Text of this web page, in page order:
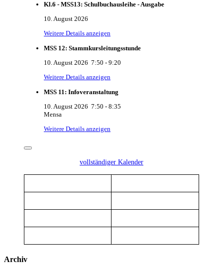
Kl.6 - MSS13: Schulbuchausleihe - Ausgabe
10. August 2026
Weitere Details anzeigen
MSS 12: Stammkursleitungsstunde
10. August 2026 7:50 - 9:20
Weitere Details anzeigen
MSS 11: Infoveranstaltung
10. August 2026 7:50 - 8:35
Mensa
Weitere Details anzeigen
vollständiger Kalender
Archiv